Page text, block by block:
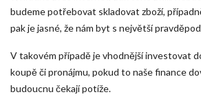
budeme potřebovat skladovat zboží,
pak je jasné, že nám byt s největší
V takovém případě je vhodnější investovat
koupě či pronájmu, pokud to naše finance
budoucnu čekají potíže.